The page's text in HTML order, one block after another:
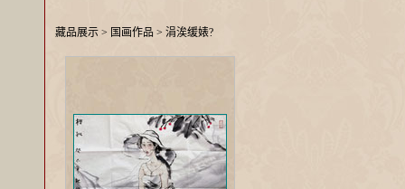
藏品展示 > 国画作品 > 涓涘缓婊?